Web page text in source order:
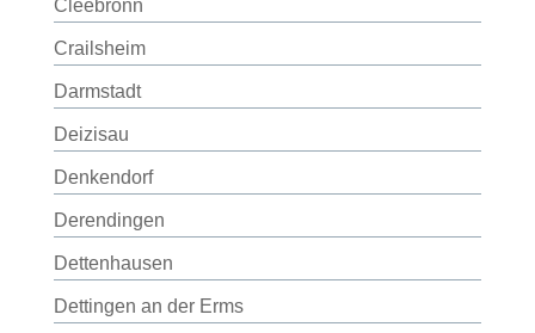
Cleebronn
Crailsheim
Darmstadt
Deizisau
Denkendorf
Derendingen
Dettenhausen
Dettingen an der Erms